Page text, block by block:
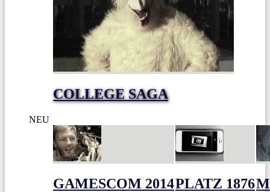
COLLEGE SAGA
NEU
GAMESCOM 2014PLATZ 1876